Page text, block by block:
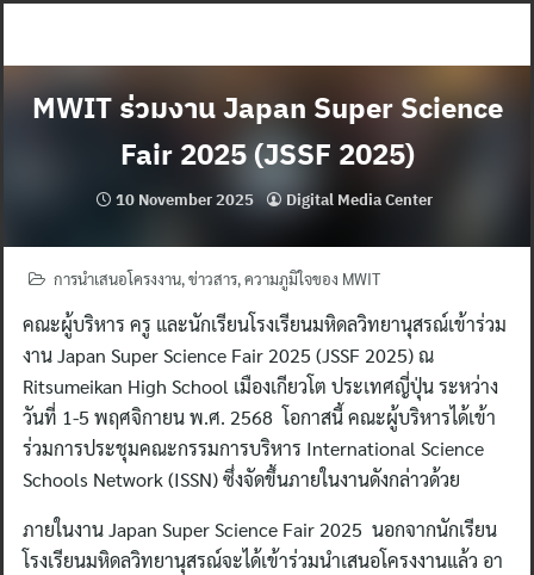
MWIT ร่วมงาน Japan Super Science
Fair 2025 (JSSF 2025)
10 November 2025 Digital Media Center
การนำเสนอโครงงาน,ข่าวสาร,ความภูมิใจของ MWIT
คณะผู้บริหาร ครู และนักเรียนโรงเรียนมหิดลวิทยานุสรณ์เข้าร่วม
งาน Japan Super Science Fair 2025 (JSSF 2025) ณ
Ritsumeikan High School เมืองเกียวโต ประเทศญี่ปุ่น ระหว่าง
วันที่ 1-5 พฤศจิกายน พ.ศ. 2568 โอกาสนี้ คณะผู้บริหารได้เข้า
ร่วมการประชุมคณะกรรมการบริหาร International Science
Schools Network (ISSN) ซึ่งจัดขึ้นภายในงานดังกล่าวด้วย
ภายในงาน Japan Super Science Fair 2025 นอกจากนักเรียน
โรงเรียนมหิดลวิทยานุสรณ์จะได้เข้าร่วมนำเสนอโครงงานแล้ว อา